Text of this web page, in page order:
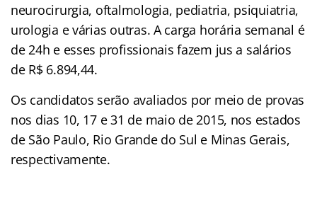
neurocirurgia, oftalmologia, pediatria, psiquiatria,
urologia e várias outras. A carga horária semanal é
de 24h e esses profissionais fazem jus a salários
de R$ 6.894,44.
Os candidatos serão avaliados por meio de provas
nos dias 10, 17 e 31 de maio de 2015, nos estados
de São Paulo, Rio Grande do Sul e Minas Gerais,
respectivamente.